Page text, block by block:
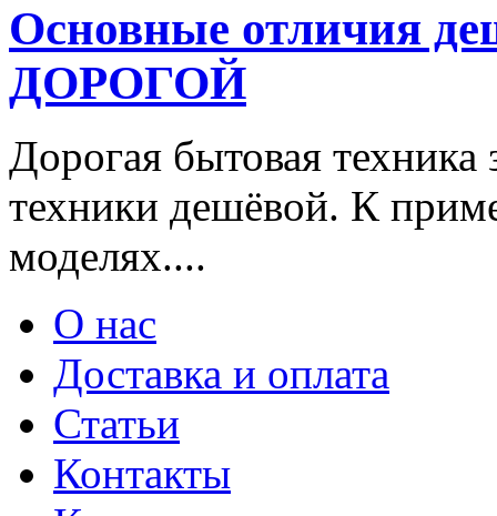
Основные отличия
ДОРОГОЙ
Дорогая бытовая техника
техники дешёвой. К
моделях....
О нас
Доставка и оплата
Статьи
Контакты